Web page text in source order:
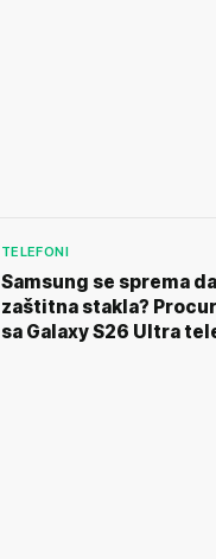
TELEFONI
Samsung se sprema
zaštitna stakla?
sa Galaxy S26 Ultra